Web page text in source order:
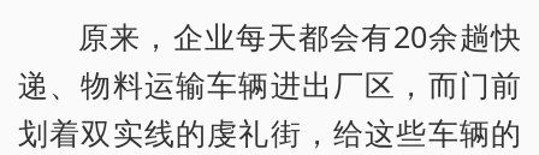
原来，企业每天都会有20余趟快
递、物料运输车辆进出厂区，而门前
划着双实线的虔礼街，给这些车辆的